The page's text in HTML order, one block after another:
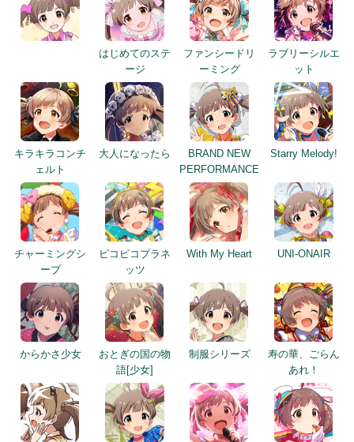
はじめてのステ
ージ
ファンシードリ
ーミング
ラブリーシルエ
ット
キラキラコンチ
ェルト
大人になったら
BRAND NEW
PERFORMANCE
Starry Melody!
チャーミングシ
ープ
ピコピコプラネ
ッツ
With My Heart UNI-ONAIR
からかさ少女
おとぎの国の物
語[少女]
制服シリーズ
寿の華、ごらん
あれ！